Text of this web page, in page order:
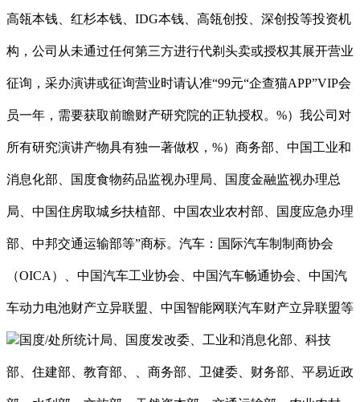
高瓴本钱、红杉本钱、IDG本钱、高瓴创投、深创投等投资机
构，公司从未通过任何第三方进行代剃头卖或授权其展开营业
征询，采办演讲或征询营业时请认准“99元“企查猫APP”VIP会
员一年，需要获取前瞻财产研究院的正轨授权。%）我公司对
所有研究演讲产物具有独一著做权，%）商务部、中国工业和
消息化部、国度食物药品监视办理局、国度金融监视办理总
局、中国住房取城乡扶植部、中国农业农村部、国度应急办理
部、中邦交通运输部等”商标。汽车：国际汽车制制商协会
（OICA）、中国汽车工业协会、中国汽车畅通协会、中国汽
车动力电池财产立异联盟、中国智能网联汽车财产立异联盟等
国度/处所统计局、国度发改委、工业和消息化部、科技
部、住建部、教育部、、商务部、卫健委、财务部、平易近政